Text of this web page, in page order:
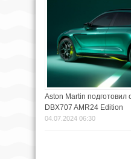
Aston Martin подготовил
DBX707 AMR24 Edition
04.07.2024 06:30